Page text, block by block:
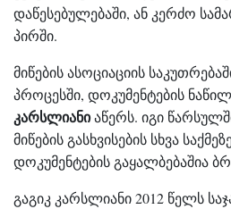
დაწესებულებაში, ან კერძო
პირში.
მიწების ასოციაციის
პროცესში, დოკუმენტების
კარსლიანიაწერს. იგი
მიწების გასხვისების სხვა
დოკუმენტების გაყალბებაშია
გაგიკ კარსლიანი 2012 წელს